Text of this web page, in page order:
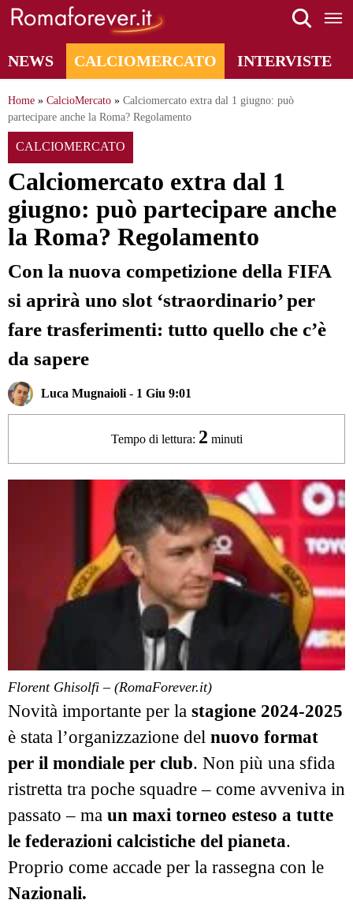
Skip
content
NEWS CALCIOMERCATO INTERVISTE
Home » CalcioMercato » Calciomercato extra dal 1 giugno: può
partecipare anche la Roma? Regolamento
CALCIOMERCATO
Calciomercato extra dal 1
giugno: può partecipare anche
la Roma? Regolamento
Con la nuova competizione della FIFA
si aprirà uno slot ‘straordinario’ per
fare trasferimenti: tutto quello che c’è
da sapere
Luca Mugnaioli - 1 Giu 9:01
Tempo di lettura: 2 minuti
Florent Ghisolfi – (RomaForever.it)
Novità importante per la stagione 2024-2025
è stata l’organizzazione del nuovo format
per il mondiale per club. Non più una sfida
ristretta tra poche squadre – come avveniva in
passato – ma un maxi torneo esteso a tutte
le federazioni calcistiche del pianeta.
Proprio come accade per la rassegna con le
Nazionali.